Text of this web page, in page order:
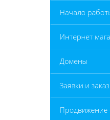
Начало
Интернет
Домены
Заявки и
Продвижение